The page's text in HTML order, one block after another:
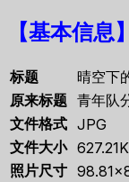
【基本信息】
标题
晴空下
原来标题 青年队
文件格式 JPG
文件大小
照片尺寸